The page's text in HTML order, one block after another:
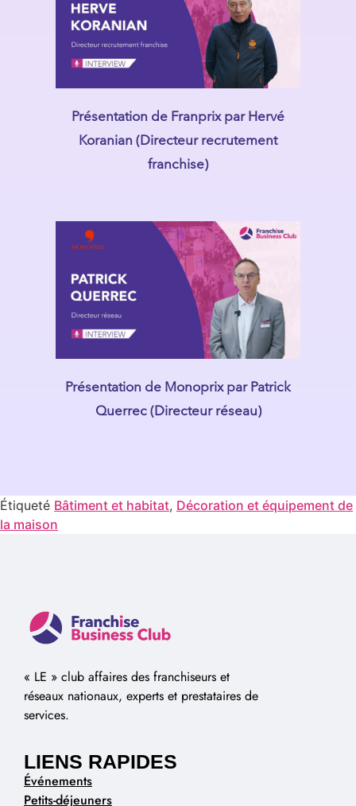
Présentation de Franprix par Hervé
Koranian (Directeur recrutement
franchise)
Présentation de Monoprix par Patrick
Querrec (Directeur réseau)
Étiqueté Bâtiment et habitat, Décoration et équipement de
la maison
« LE » club affaires des franchiseurs et
réseaux nationaux, experts et prestataires de
services.
LIENS RAPIDES
Événements
Petits-déjeuners